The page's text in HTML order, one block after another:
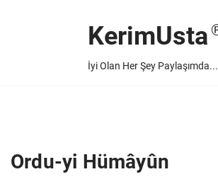
KerimUsta
İyi Olan Her Şey Paylaşımda...
Ordu-yi Hümâyûn